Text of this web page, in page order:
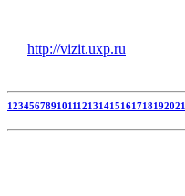
http://vizit.uxp.ru
123456789101112131415161718192021